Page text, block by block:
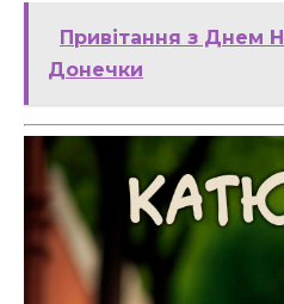
Привітання з Днем
Донечки